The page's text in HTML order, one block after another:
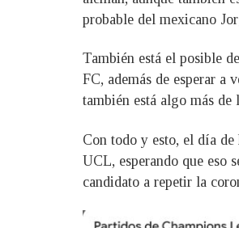
probable del mexicano
También está el posible
FC, además de esperar a
también está algo más
Con todo y esto, el día
UCL, esperando que eso
candidato a repetir la